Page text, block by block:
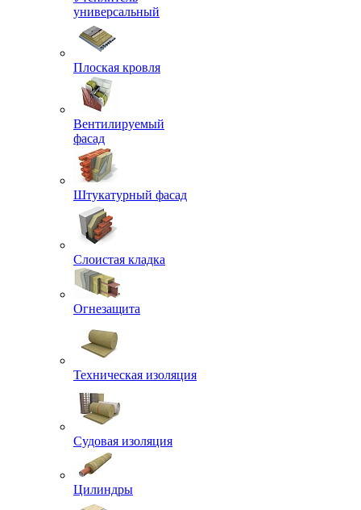
универсальный
Плоская кровля
Вентилируемый
фасад
Штукатурный фасад
Слоистая кладка
Огнезащита
Техническая изоляция
Судовая изоляция
Цилиндры